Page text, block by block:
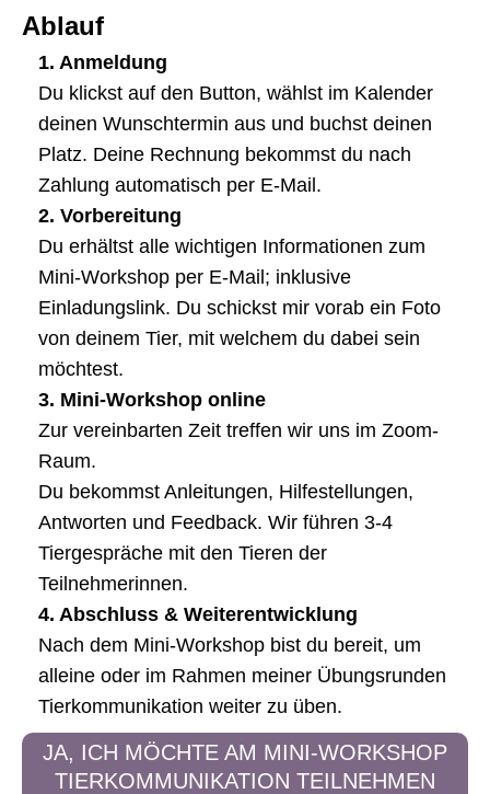
Ablauf
1. Anmeldung
Du klickst auf den Button, wählst im Kalender
deinen Wunschtermin aus und buchst deinen
Platz. Deine Rechnung bekommst du nach
Zahlung automatisch per E-Mail.
2. Vorbereitung
Du erhältst alle wichtigen Informationen zum
Mini-Workshop per E-Mail; inklusive
Einladungslink. Du schickst mir vorab ein Foto
von deinem Tier, mit welchem du dabei sein
möchtest.
3. Mini-Workshop online
Zur vereinbarten Zeit treffen wir uns im Zoom-
Raum.
Du bekommst Anleitungen, Hilfestellungen,
Antworten und Feedback. Wir führen 3-4
Tiergespräche mit den Tieren der
Teilnehmerinnen.
4. Abschluss & Weiterentwicklung
Nach dem Mini-Workshop bist du bereit, um
alleine oder im Rahmen meiner Übungsrunden
Tierkommunikation weiter zu üben.
JA, ICH MÖCHTE AM MINI-WORKSHOP
TIERKOMMUNIKATION TEILNEHMEN